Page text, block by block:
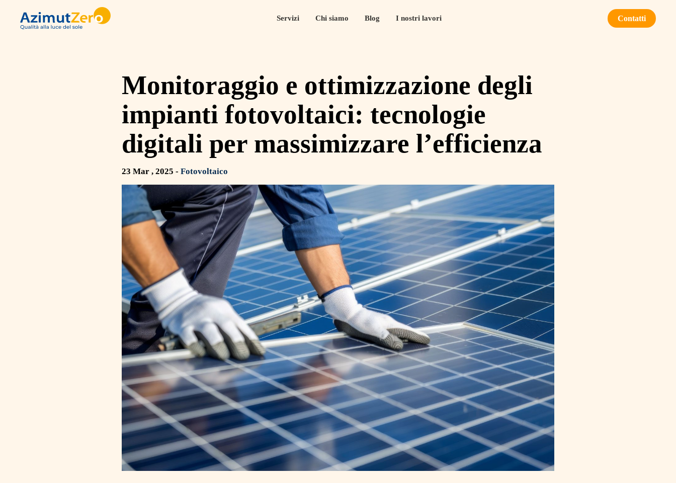
content
Servizi Chi siamo Blog I nostri lavori Contatti
​​Monitoraggio e ottimizzazione degli
impianti fotovoltaici: tecnologie
digitali per massimizzare l’efficienza
23 Mar , 2025 -Fotovoltaico